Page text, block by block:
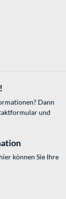
Dann
und
können Sie Ihre